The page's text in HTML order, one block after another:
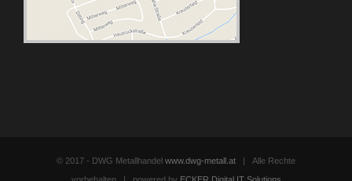
© 2017 - DWG Metallhandel www.dwg-metall.at | Alle Rechte